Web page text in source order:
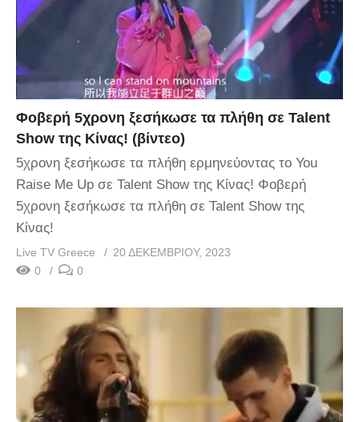
Φοβερή 5χρονη ξεσήκωσε τα πλήθη σε Talent
Show της Κίνας! (βίντεο)
5χρονη ξεσήκωσε τα πλήθη ερμηνεύοντας το You
Raise Me Up σε Talent Show της Κίνας! Φοβερή
5χρονη ξεσήκωσε τα πλήθη σε Talent Show της
Κίνας!
Live TV Greece
20 ΔΕΚΕΜΒΡΊΟΥ, 2023
0
0